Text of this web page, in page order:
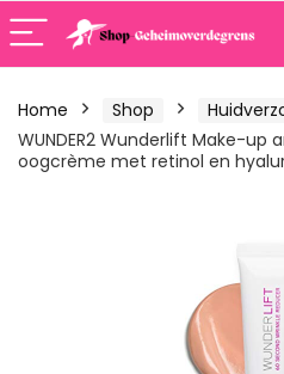
Home Shop
WUNDER2 Wunderlift Make-
oogcrème met retinol en